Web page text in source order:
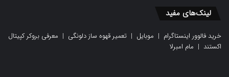
لینک‌های مفید
خرید فالوور اینستاگرام | موبایل | تعمیر قهوه ساز دلونگی | معرفی بروکر کپیتال
اکستند | مام امبرلا